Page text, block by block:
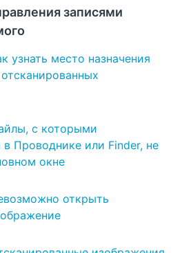
записями
узнать место назначения
с которыми
в Проводнике или Finder, не
окне
открыть